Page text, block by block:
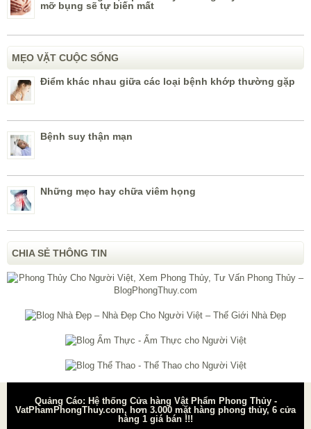
mỡ bụng sẽ tự biến mất
MẸO VẶT CUỘC SỐNG
Điểm khác nhau giữa các loại bệnh khớp thường gặp
Bệnh suy thận mạn
Những mẹo hay chữa viêm họng
CHIA SẺ THÔNG TIN
Quảng Cáo: Hệ thống Cửa hàng Vật Phẩm Phong Thủy -
VatPhamPhongThuy.com, hơn 3.000 mặt hàng phong thủy, 6 cửa
hàng 1 giá bán !!!